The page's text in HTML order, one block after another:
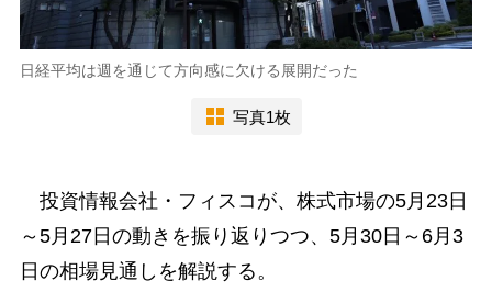
日経平均は週を通じて方向感に欠ける展開だった
写真1枚
投資情報会社・フィスコが、株式市場の5月23日
～5月27日の動きを振り返りつつ、5月30日～6月3
日の相場見通しを解説する。